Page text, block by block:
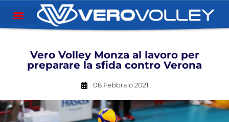
Vero Volley Monza al lavoro per
preparare la sfida contro Verona
08 Febbraio 2021